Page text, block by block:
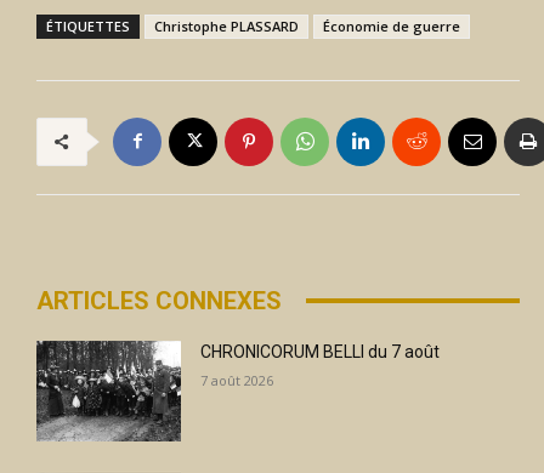
ÉTIQUETTES Christophe PLASSARD Économie de guerre
ARTICLES CONNEXES
CHRONICORUM BELLI du 7 août
7 août 2026